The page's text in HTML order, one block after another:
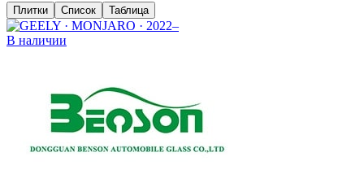
Плитки Список Таблица
В наличии